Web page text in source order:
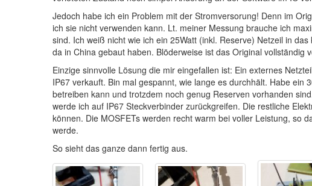
Jedoch habe ich ein Problem mit der Stromversorung! Denn im
ich sie nicht verwenden kann. Lt. meiner Messung brauche ich
sind. Ich weiß nicht wie ich ein 25Watt (inkl. Reserve) Netzeil in
da in China gebaut haben. Blöderweise ist das Original vollständig
Einzige sinnvolle Lösung die mir eingefallen ist: Ein externes
IP67 verkauft. Bin mal gespannt, wie lange es durchhält. Habe ein
betreiben kann und trotzdem noch genug Reserven vorhanden
werde ich auf IP67 Steckverbinder zurückgreifen. Die restliche
können. Die MOSFETs werden recht warm bei voller Leistung, so
werde.
So sieht das ganze dann fertig aus.